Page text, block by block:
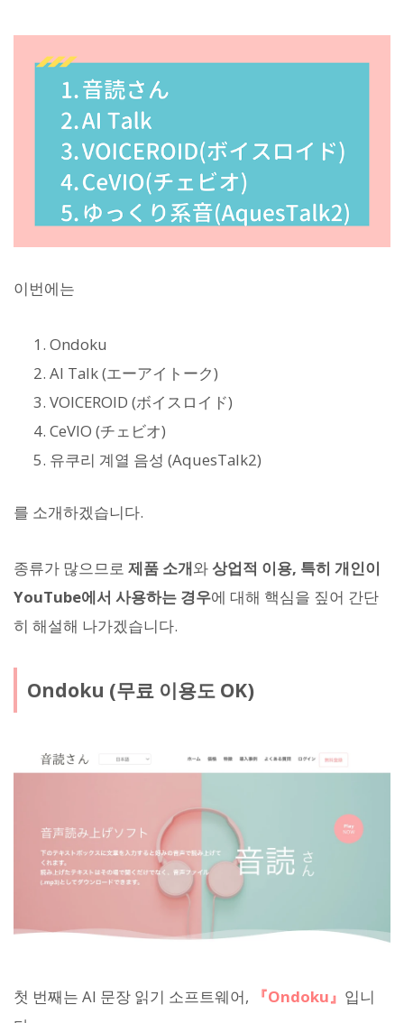
이번에는
Ondoku
AI Talk (エーアイトーク)
VOICEROID (ボイスロイド)
CeVIO (チェビオ)
유쿠리 계열 음성 (AquesTalk2)
를 소개하겠습니다.
종류가 많으므로 제품 소개와상업적 이용, 특히 개인이
YouTube에서 사용하는 경우에 대해 핵심을 짚어 간단
히 해설해 나가겠습니다.
Ondoku (무료 이용도 OK)
첫 번째는 AI 문장 읽기 소프트웨어, 『Ondoku』 입니